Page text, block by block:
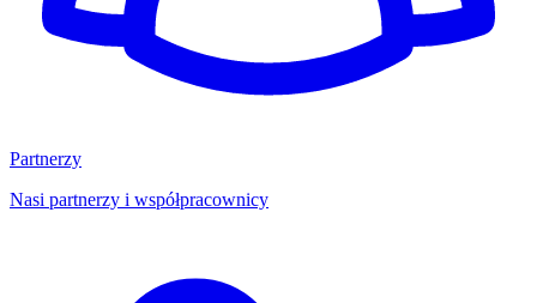
Partnerzy
Nasi partnerzy i współpracownicy